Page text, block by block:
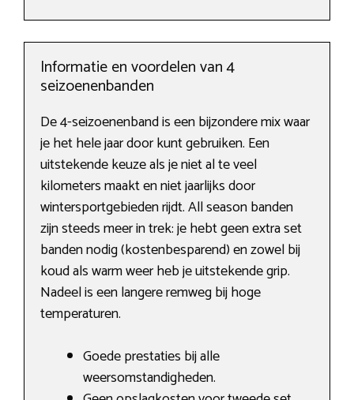
Informatie en voordelen van 4
seizoenenbanden
De 4-seizoenenband is een bijzondere mix waar
je het hele jaar door kunt gebruiken. Een
uitstekende keuze als je niet al te veel
kilometers maakt en niet jaarlijks door
wintersportgebieden rijdt. All season banden
zijn steeds meer in trek: je hebt geen extra set
banden nodig (kostenbesparend) en zowel bij
koud als warm weer heb je uitstekende grip.
Nadeel is een langere remweg bij hoge
temperaturen.
Goede prestaties bij alle
weersomstandigheden.